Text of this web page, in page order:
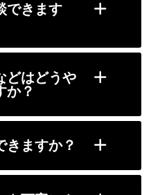
できます
どはどうや
か？
きますか？